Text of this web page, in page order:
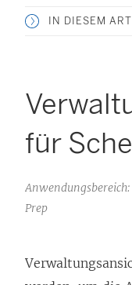
IN DIESEM
für
Prep